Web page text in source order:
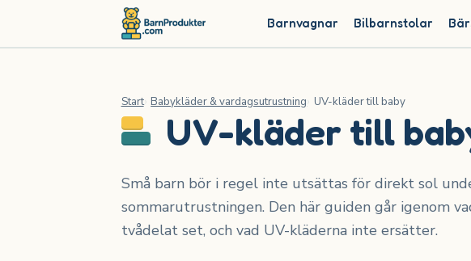
Barnvagnar Bilbarnstolar
Start Babykläder & vardagsutrustning UV-kläder till baby
UV-kläder till
Små barn bör i regel inte utsättas för direkt sol
sommarutrustningen. Den här guiden går igenom
tvådelat set, och vad UV-kläderna inte ersätter.